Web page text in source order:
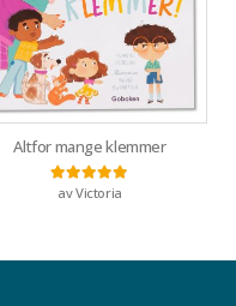
Altfor mange klemmer
Vurdert5av 5
av Victoria